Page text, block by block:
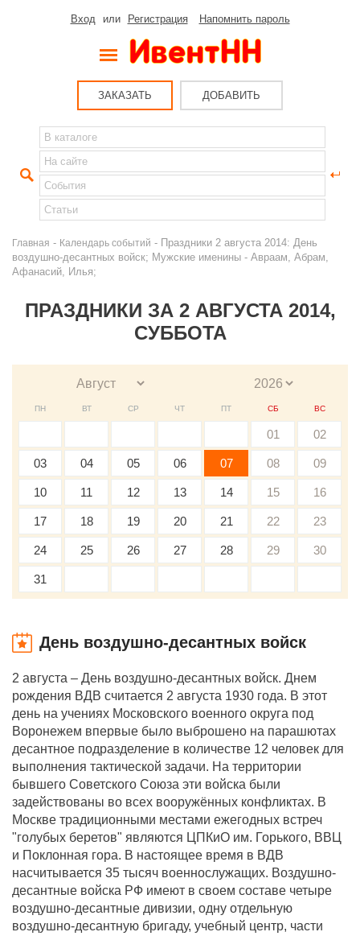
Вход или Регистрация Напомнить пароль
ЗАКАЗАТЬ ДОБАВИТЬ
Главная - Календарь событий - Праздники 2 августа 2014: День
воздушно-десантных войск; Мужские именины - Авраам, Абрам,
Афанасий, Илья;
ПРАЗДНИКИ ЗА 2 АВГУСТА 2014,
СУББОТА
ПН ВТ СР ЧТ ПТ СБ ВС
01 02
03 04 05 06 07 08 09
10 11 12 13 14 15 16
17 18 19 20 21 22 23
24 25 26 27 28 29 30
31
День воздушно-десантных войск
2 августа – День воздушно-десантных войск. Днем
рождения ВДВ считается 2 августа 1930 года. В этот
день на учениях Московского военного округа под
Воронежем впервые было выброшено на парашютах
десантное подразделение в количестве 12 человек для
выполнения тактической задачи. На территории
бывшего Советского Союза эти войска были
задействованы во всех вооружённых конфликтах. В
Москве традиционными местами ежегодных встреч
"голубых беретов" являются ЦПКиО им. Горького, ВВЦ
и Поклонная гора. В настоящее время в ВДВ
насчитывается 35 тысяч военнослужащих. Воздушно-
десантные войска РФ имеют в своем составе четыре
воздушно-десантные дивизии, одну отдельную
воздушно-десантную бригаду, учебный центр, части